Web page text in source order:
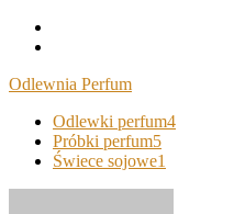
Skip
Odlewnia Perfum
Odlewki perfum4
Próbki perfum5
Świece sojowe1